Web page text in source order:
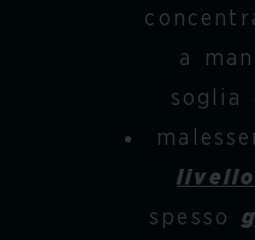
a
soglia
livello
spesso